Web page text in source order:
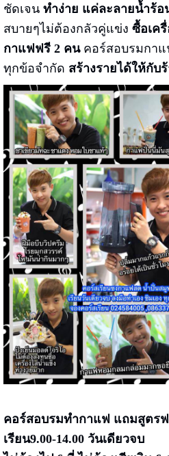
ชัดเจน ทำง่าย แค่ละลายน้ำร้อ
สบายๆไม่ต้องกลัวคู่แข่ง ซื้อเค
กาแฟฟรี 2 คนคอร์สอบรมกาแ
ทุกข้อจำกัด สร้างรายได้ให้กับ
คอร์สอบรมทำกาแฟ แถมสูตร
เรียน9.00-14.00 วันเดียวจบ